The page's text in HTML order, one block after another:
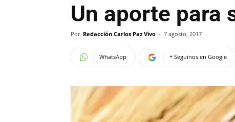
Un aporte para
Por Redacción Carlos Paz Vivo - 7 agosto, 2017
WhatsApp + Seguinos en Google